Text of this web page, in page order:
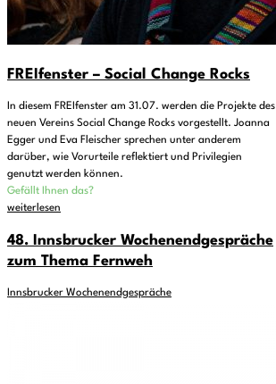
FREIfenster – Social Change Rocks
In diesem FREIfenster am 31.07. werden die Projekte des
neuen Vereins Social Change Rocks vorgestellt. Joanna
Egger und Eva Fleischer sprechen unter anderem
darüber, wie Vorurteile reflektiert und Privilegien
genutzt werden können.
Gefällt Ihnen das?
weiterlesen
48. Innsbrucker Wochenendgespräche
zum Thema Fernweh
Innsbrucker Wochenendgespräche